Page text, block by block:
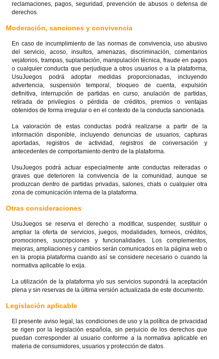
reclamaciones, pagos, seguridad, prevención de abusos o defensa de
derechos.
Moderación, sanciones y convivencia
En caso de incumplimiento de las normas de convivencia, uso abusivo
del servicio, acoso, insultos, amenazas, discriminación, comentarios
vejatorios, trampas, suplantación, manipulación técnica, fraude en pagos
o cualquier conducta que perjudique a otros usuarios o a la plataforma,
UsuJuegos podrá adoptar medidas proporcionadas, incluyendo
advertencia, suspensión temporal, bloqueo de cuenta, expulsión
definitiva, interrupción de partidas en curso, anulación de partidas,
retirada de privilegios o pérdida de créditos, premios o ventajas
obtenidos de forma irregular o en el contexto de la conducta sancionada.
La valoración de estas conductas podrá realizarse a partir de la
información disponible, incluyendo denuncias de usuarios, capturas
aportadas, registros de actividad, registros de conversación y
antecedentes de comportamiento dentro de la plataforma.
UsuJuegos podrá actuar especialmente ante conductas reiteradas o
graves que deterioren la convivencia de la comunidad, aunque se
produzcan dentro de partidas privadas, salones, chats o cualquier otra
zona de comunicación interna de la plataforma.
Otras consideraciones
UsuJuegos se reserva el derecho a modificar, suspender, sustituir o
ampliar la oferta de servicios, juegos, modalidades, torneos, créditos,
promociones, suscripciones y funcionalidades. Los complementos,
mejoras, ampliaciones y cambios serán comunicados en la página web o
en la propia plataforma cuando así se considere necesario o cuando la
normativa aplicable lo exija.
La utilización de la plataforma y/o sus servicios supondrá la aceptación
plena y sin reservas de la última versión actualizada de este documento.
Legislación aplicable
El presente aviso legal, las condiciones de uso y la política de privacidad
se rigen por la legislación española, sin perjuicio de los derechos que
puedan corresponder al usuario conforme a la normativa aplicable en
materia de consumidores, usuarios y protección de datos.